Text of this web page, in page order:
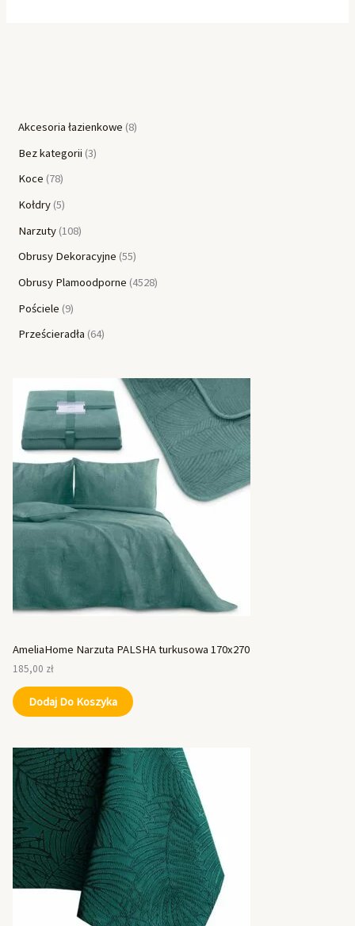
Akcesoria łazienkowe 8
Bez kategorii 3
Koce 78
Kołdry 5
Narzuty 108
Obrusy Dekoracyjne 55
Obrusy Plamoodporne 4528
Pościele 9
Prześcieradła 64
AmeliaHome Narzuta PALSHA turkusowa 170x270
185,00 zł
Dodaj Do Koszyka